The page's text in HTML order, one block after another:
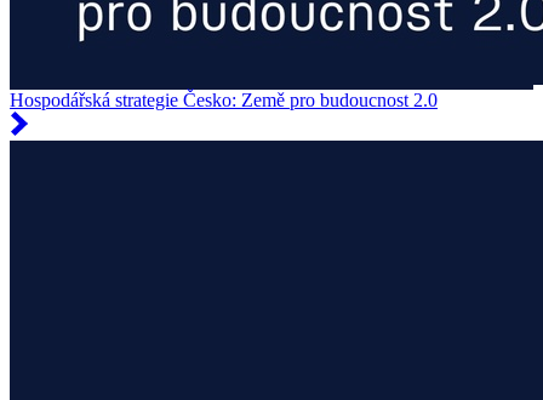
Hospodářská strategie Česko: Země pro budoucnost 2.0